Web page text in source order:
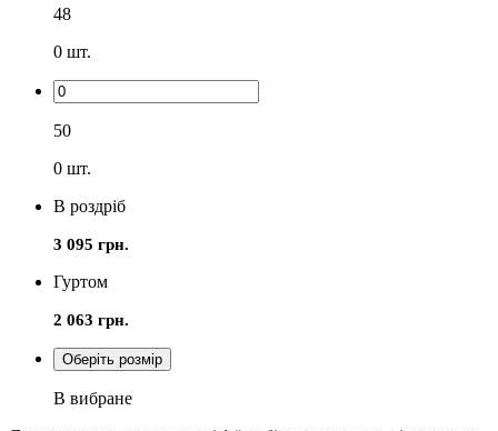
48
0 шт.
50
0 шт.
В роздріб
3 095 грн.
Гуртом
2 063 грн.
Оберіть розмір
В вибране